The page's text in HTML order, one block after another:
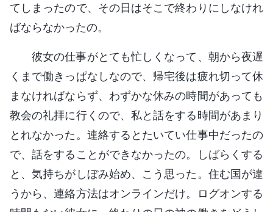
てしまったので、その日はそこで終わりにしなけれ
ばならなかったの。
彼女の仕事がとても忙しくなって、朝から夜遅
くまで働きっぱなしなので、帰宅後は疲れ切って休
まなければならず、わずかな休みの時間があっても
教会の礼拝に行くので、私と話をする時間があまり
とれなかった。連絡するとたいてい仕事中だったの
で、話をすることができなかったの。しばらくする
と、気持ちがしぼみ始め、こう思った。住む国が違
うから、連絡方法はオンラインだけ。ログオンする